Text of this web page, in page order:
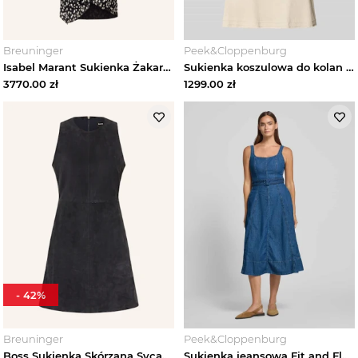
Sukienki damskie
Zobacz wszystko
Sukienki ażurowe damskie
Sukienki bawełniane damskie
Sukienki boho damskie
Sukienki bez rękawów damskie
Sukienki casual damskie
Sukienki cekinowe damskie
Sukienki codzienne damskie
Breuninger
Isabel Marant Sukienka Żakardowa Herva Z Jedwabiem schwarz
3770.00 zł
Peek&Cloppenburg
Sukienka koszulowa do kolan z listwą guzikową i rękawem o dł. 1 / 2 Marc Cain Piaskowy
1299.00 zł
Breuninger
-42%
Peek&Cloppenburg